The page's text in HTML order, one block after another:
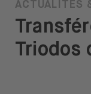
ACTUALITÉS
Triodos